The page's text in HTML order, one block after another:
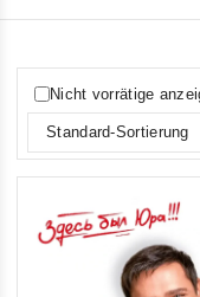
Nicht vorrätige